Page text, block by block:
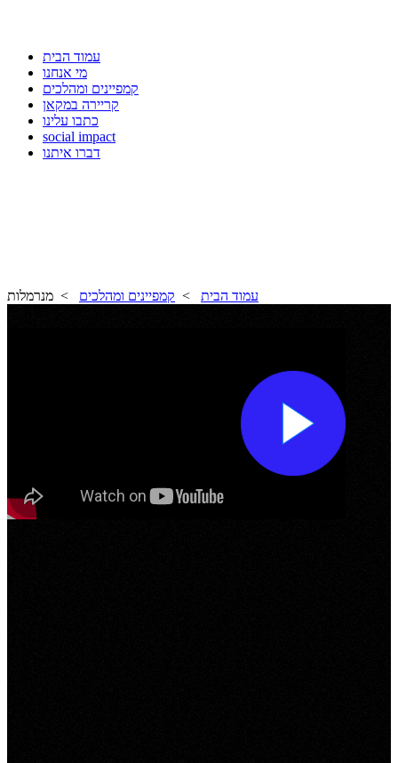
עמוד הבית
מי אנחנו
קמפיינים ומהלכים
קריירה במקאן
כתבו עלינו
social impact
דברו איתנו
עמוד הבית > קמפיינים ומהלכים > מנרמלות